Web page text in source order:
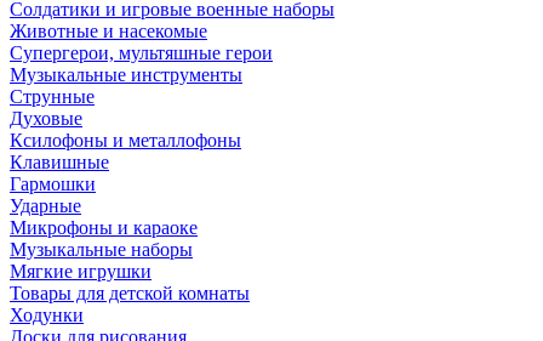
Солдатики и игровые военные наборы
Животные и насекомые
Супергерои, мультяшные герои
Музыкальные инструменты
Струнные
Духовые
Ксилофоны и металлофоны
Клавишные
Гармошки
Ударные
Микрофоны и караоке
Музыкальные наборы
Мягкие игрушки
Товары для детской комнаты
Ходунки
Доски для рисования